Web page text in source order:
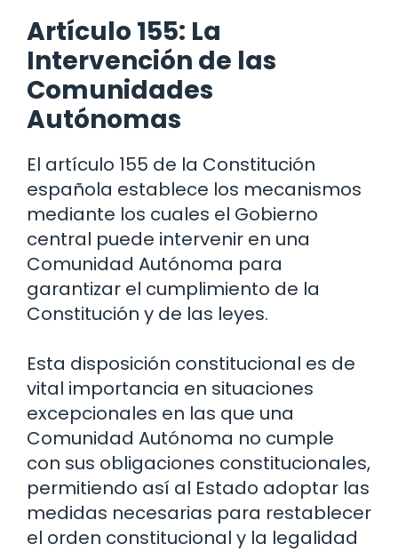
Artículo 155: La
Intervención de las
Comunidades
Autónomas
El artículo 155 de la Constitución
española establece los mecanismos
mediante los cuales el Gobierno
central puede intervenir en una
Comunidad Autónoma para
garantizar el cumplimiento de la
Constitución y de las leyes.
Esta disposición constitucional es de
vital importancia en situaciones
excepcionales en las que una
Comunidad Autónoma no cumple
con sus obligaciones constitucionales,
permitiendo así al Estado adoptar las
medidas necesarias para restablecer
el orden constitucional y la legalidad